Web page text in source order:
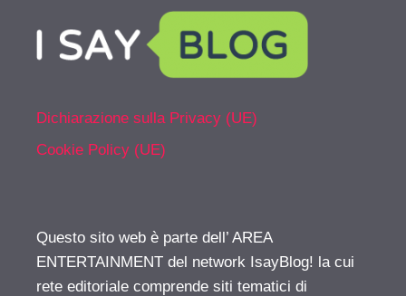
Dichiarazione sulla Privacy (UE)
Cookie Policy (UE)
Questo sito web è parte dell’ AREA
ENTERTAINMENT del network IsayBlog! la cui
rete editoriale comprende siti tematici di